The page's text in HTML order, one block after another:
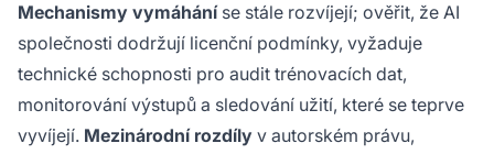
Mechanismy vymáháníse stále rozvíjejí; ověřit, že AI
společnosti dodržují licenční podmínky, vyžaduje
technické schopnosti pro audit trénovacích dat,
monitorování výstupů a sledování užití, které se teprve
vyvíjejí. Mezinárodní rozdíly v autorském právu,